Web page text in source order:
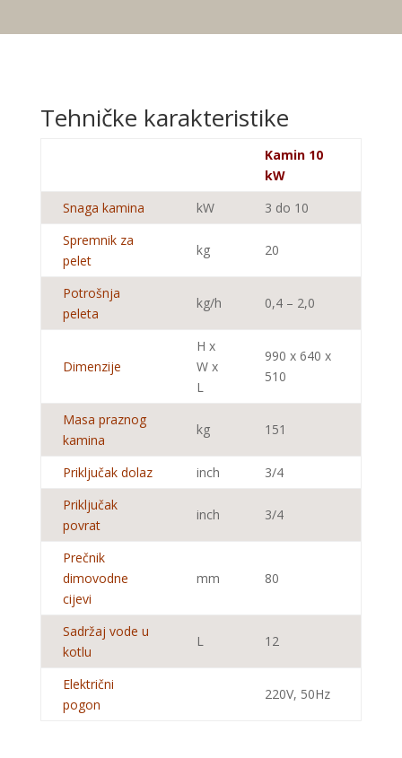
Tehničke karakteristike
Kamin 10
kW
Snaga kamina
kW
3 do 10
Spremnik za
pelet
kg 20
Potrošnja
peleta
kg/h 0,4 – 2,0
Dimenzije
H x
W x
L
990 x 640 x
510
Masa praznog
kamina
kg 151
Priključak dolaz inch
3/4
Priključak
povrat
inch 3/4
Prečnik
dimovodne
cijevi
mm 80
Sadržaj vode u
kotlu
L 12
Električni
pogon
220V, 50Hz